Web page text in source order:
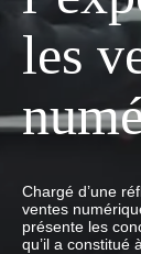
les
Chargé d’une
ventes
présente les
qu’il a constitué